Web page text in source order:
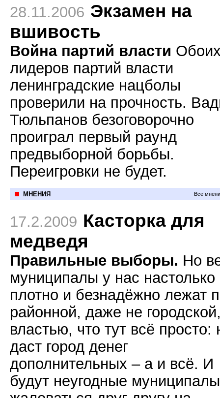
28.11.2006 Экзамен на
вшивость
Война партий власти
лидеров партий власти
ленинградские нацболы
проверили на прочность.
Тюльпанов безоговорочно
проиграл первый раунд
предвыборной борьбы.
Переигровки не будет.
МНЕНИЯ Все
17.2.2009 Касторка для
медведя
Правильные выборы. Но
муниципалы у нас настолько
плотно и безнадёжно лежат
районной, даже не
властью, что тут всё просто:
даст город денег
дополнительных – а и всё. И
будут неугодные муниципалы